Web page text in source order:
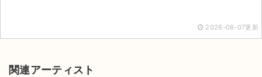
チケットジャム利用規約
プライバシーポリシー
2026-08-07更新
関連アーティスト